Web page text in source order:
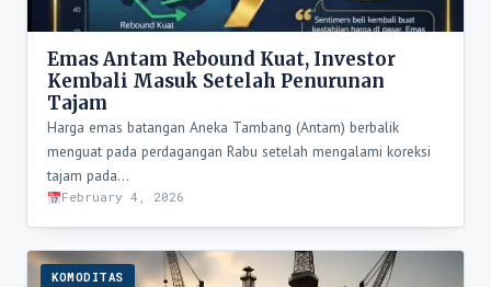
Emas Antam Rebound Kuat, Investor
Kembali Masuk Setelah Penurunan
Tajam
Harga emas batangan Aneka Tambang (Antam) berbalik
menguat pada perdagangan Rabu setelah mengalami koreksi
tajam pada…
February 4, 2026
KOMODITAS